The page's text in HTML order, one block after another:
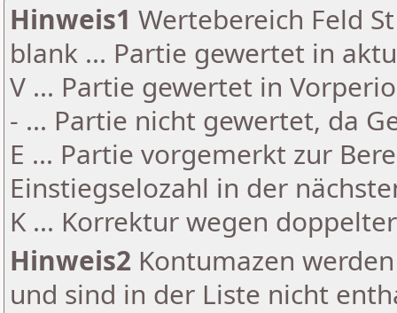
Hinweis1 Wertebereich Feld
blank ... Partie gewertet in
V ... Partie gewertet in
- ... Partie nicht gewertet, da
E ... Partie vorgemerkt zur
Einstiegselozahl in der
K ... Korrektur wegen
Hinweis2 Kontumazen
und sind in der Liste nicht